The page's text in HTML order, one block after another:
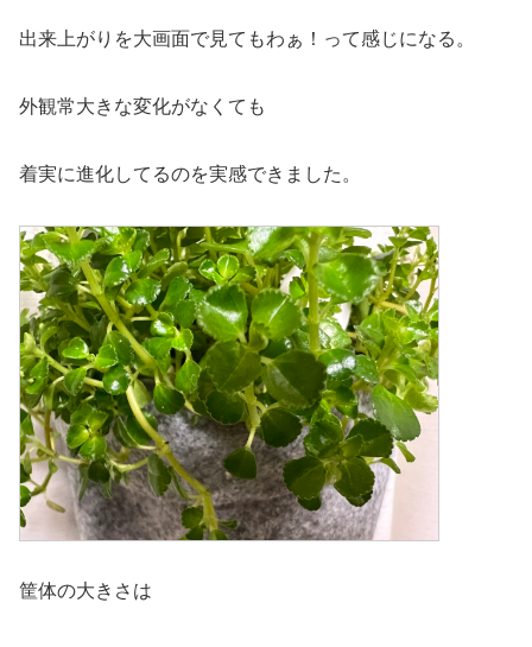
出来上がりを大画面で見てもわぁ！って感じになる。
外観常大きな変化がなくても
着実に進化してるのを実感できました。
筐体の大きさは